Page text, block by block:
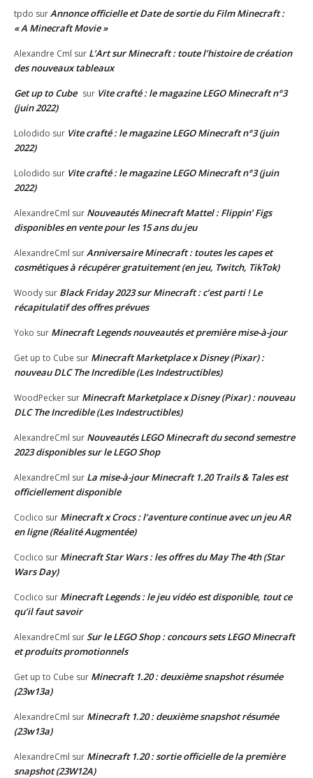
tpdo surAnnonce officielle et Date de sortie du Film Minecraft :
« A Minecraft Movie »
Alexandre Cml sur L’Art sur Minecraft : toute l’histoire de création
des nouveaux tableaux
Get up to Cube sur Vite crafté : le magazine LEGO Minecraft n°3
(juin 2022)
Lolodido sur Vite crafté : le magazine LEGO Minecraft n°3 (juin
2022)
Lolodido sur Vite crafté : le magazine LEGO Minecraft n°3 (juin
2022)
AlexandreCml sur Nouveautés Minecraft Mattel : Flippin’ Figs
disponibles en vente pour les 15 ans du jeu
AlexandreCml surAnniversaire Minecraft : toutes les capes et
cosmétiques à récupérer gratuitement (en jeu, Twitch, TikTok)
Woody sur Black Friday 2023 sur Minecraft : c’est parti ! Le
récapitulatif des offres prévues
Yoko sur Minecraft Legends nouveautés et première mise-à-jour
Get up to Cube sur Minecraft Marketplace x Disney (Pixar) :
nouveau DLC The Incredible (Les Indestructibles)
WoodPecker sur Minecraft Marketplace x Disney (Pixar) : nouveau
DLC The Incredible (Les Indestructibles)
AlexandreCml sur Nouveautés LEGO Minecraft du second semestre
2023 disponibles sur le LEGO Shop
AlexandreCml sur La mise-à-jour Minecraft 1.20 Trails & Tales est
officiellement disponible
Coclico sur Minecraft x Crocs : l’aventure continue avec un jeu AR
en ligne (Réalité Augmentée)
Coclico sur Minecraft Star Wars : les offres du May The 4th (Star
Wars Day)
Coclico sur Minecraft Legends : le jeu vidéo est disponible, tout ce
qu’il faut savoir
AlexandreCml surSur le LEGO Shop : concours sets LEGO Minecraft
et produits promotionnels
Get up to Cube sur Minecraft 1.20 : deuxième snapshot résumée
(23w13a)
AlexandreCml sur Minecraft 1.20 : deuxième snapshot résumée
(23w13a)
AlexandreCml sur Minecraft 1.20 : sortie officielle de la première
snapshot (23W12A)